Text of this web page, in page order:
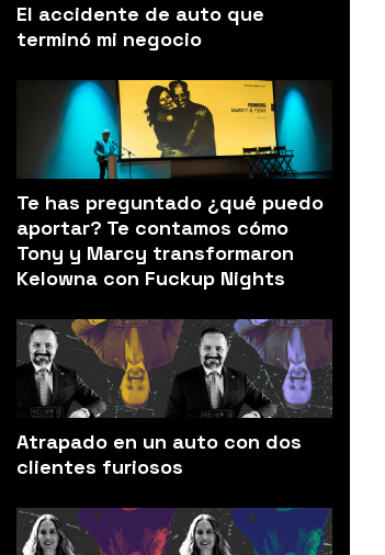
El accidente de auto que
terminó mi negocio
Te has preguntado ¿qué puedo
aportar? Te contamos cómo
Tony y Marcy transformaron
Kelowna con Fuckup Nights
Atrapado en un auto con dos
clientes furiosos